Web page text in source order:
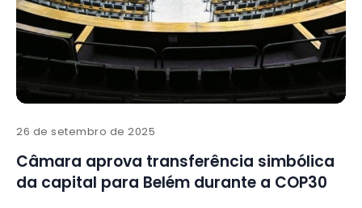
26 de setembro de 2025
Câmara aprova transferência simbólica
da capital para Belém durante a COP30